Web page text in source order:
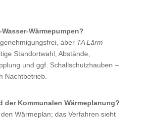
aber TA Lärm
Standortwahl, Abstände,
und ggf. Schallschutzhauben –
Nachtbetrieb.
der Kommunalen Wärmeplanung?
Wärmeplan; das Verfahren sieht